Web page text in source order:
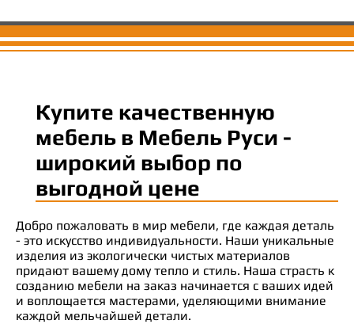
Купите качественную
мебель в Мебель Руси -
широкий выбор по
выгодной цене
Добро пожаловать в мир мебели, где каждая деталь
- это искусство индивидуальности. Наши уникальные
изделия из экологически чистых материалов
придают вашему дому тепло и стиль. Наша страсть к
созданию мебели на заказ начинается с ваших идей
и воплощается мастерами, уделяющими внимание
каждой мельчайшей детали.